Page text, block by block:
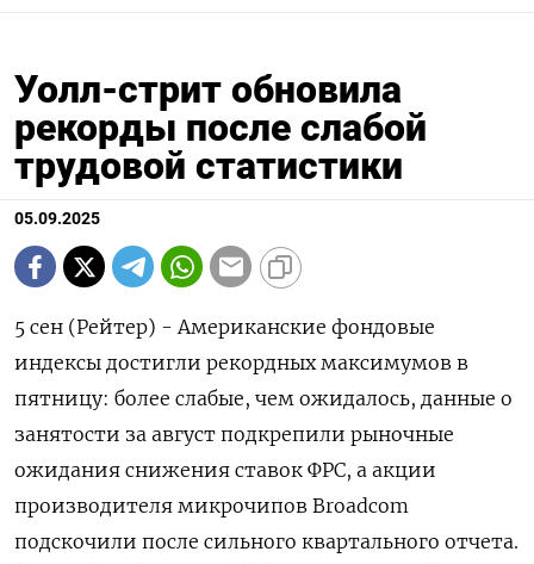
Уолл-стрит обновила
рекорды после слабой
трудовой статистики
05.09.2025
5 сен (Рейтер) - Американские фондовые
индексы достигли рекордных максимумов в
пятницу: более слабые, чем ожидалось, данные о
занятости за август подкрепили рыночные
ожидания снижения ставок ФРС, а акции
производителя микрочипов Broadcom
подскочили после сильного квартального отчета.